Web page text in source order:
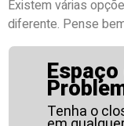
Existem várias
diferente. Pense
Tenha o